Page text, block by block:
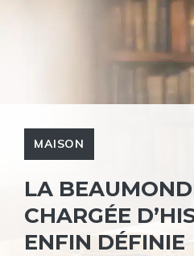
MAISON
LA
CHARGÉE
ENFIN DÉFINIE